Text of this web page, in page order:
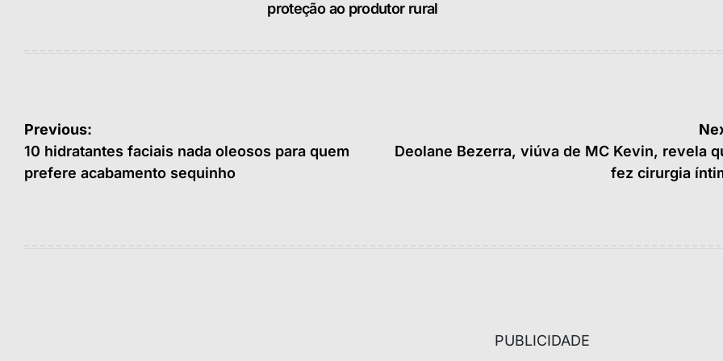
proteção ao produtor rural
Navegação
de
Post
Previous:
10 hidratantes faciais nada oleosos para quem
prefere acabamento sequinho
Deolane Bezerra, viúva de MC Kevin, revela
fez cirurgia
PUBLICIDADE